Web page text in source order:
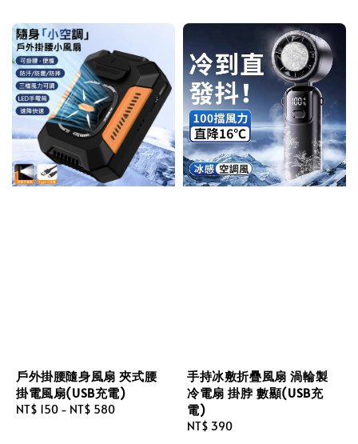
戶外掛腰隨身風扇 夾式腰
掛電風扇(USB充電)
Regular
NT$ 150 - NT$ 580
手持冰敷折疊風扇 渦輪製
冷電扇 掛脖 數顯(USB充
電)
Regular
NT$ 390